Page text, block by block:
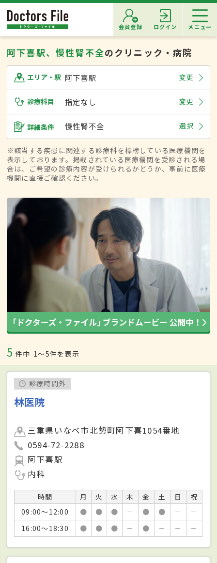
会員登録 ログイン メニュー
阿下喜駅、慢性腎不全のクリニック・病院
エリア・駅 阿下喜駅 変更
診療科目 指定なし 変更
詳細条件 慢性腎不全 選択
※該当する疾患に関連する診療科を標榜している医療機関を
表示しております。掲載されている医療機関を受診される場
合は、ご希望の診療内容が受けられるかどうか、事前に医療
機関に直接ご確認ください。
5 件中 1〜5件を表示
診療時間外
林医院
三重県いなべ市北勢町阿下喜1054番地
0594-72-2288
阿下喜駅
内科
時間 月 火 水 木 金 土 日
祝
09:00～12:00
● ● ● － ● ● －
－
16:00～18:30
● ● ● － ● － － －